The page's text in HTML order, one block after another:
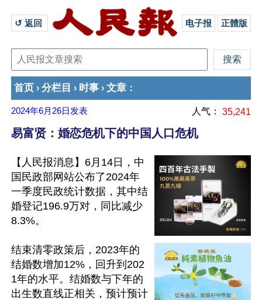
↺ 返回 电子报 正體版
首页 › 分栏目 › 时事 › 文章 ：
2024年6月26日 发表 人气： 35,241
易富贤：婚恋危机下的中国人口危机
【人民报消息】6月14日，中
国民政部网站公布了2024年
一季度民政统计数据，其中结
婚登记196.9万对，同比减少
8.3%。
结束清零政策后，2023年的
结婚数增加12%，回升到202
1年的水平。结婚数与下年的
出生数直线正相关，预计预计